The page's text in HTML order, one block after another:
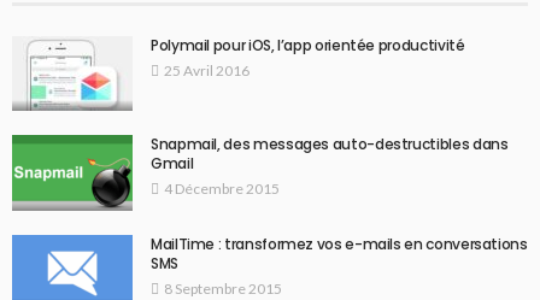
Polymail pour iOS, l’app orientée productivité
25 Avril 2016
Snapmail, des messages auto-destructibles dans
Gmail
4 Décembre 2015
MailTime : transformez vos e-mails en conversations
SMS
8 Septembre 2015